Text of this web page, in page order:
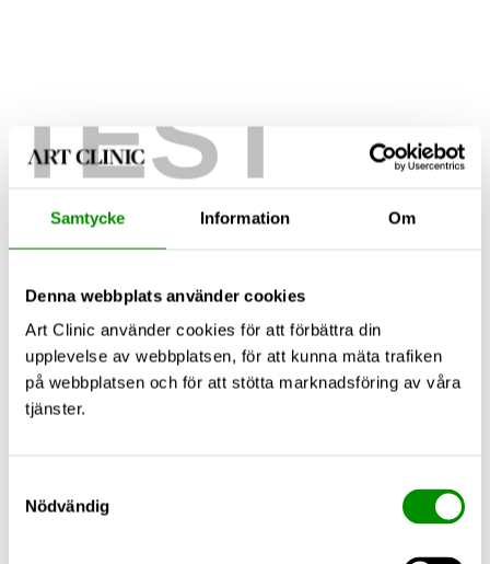
TEST
Samtycke Information Om
Denna webbplats använder cookies
Art Clinic använder cookies för att förbättra din
upplevelse av webbplatsen, för att kunna mäta trafiken
på webbplatsen och för att stötta marknadsföring av våra
tjänster.
Nödvändig